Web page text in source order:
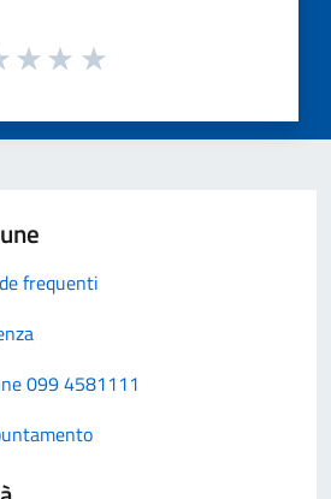
frequenti
099 4581111